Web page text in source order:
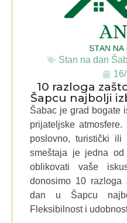
Stan na dan
10 razloga
Šapcu najbolji
Šabac je grad bogate
prijateljske
poslovno, turistički
smeštaja je jedna
oblikovati vaše
donosimo 10
dan u Šapcu
Fleksibilnost i